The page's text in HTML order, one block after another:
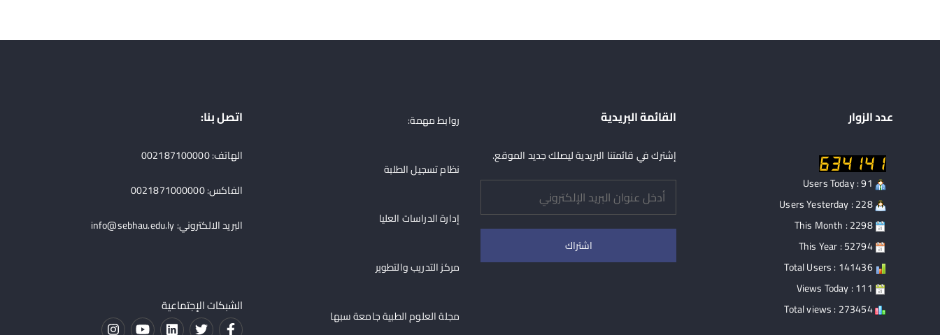
o
o
عدد الزوار
Users Yesterday : 228
This Month : 2298
This Year : 52794
Total Users : 141436
Total views : 273454
القائمة البريدية
إشترك في قائمتنا البريدية ليصلك جديد الموقع.
روابط مهمة:
نظام تسجيل الطلبة
إدارة الدراسات العليا
مركز التدريب والتطوير
مجلة العلوم الطبية جامعة سبها
اتصل بنا:
الهاتف: 002187100000
الفاكس: 0021871000000
البريد الالكتروني:info@sebhau.edu.ly
الشبكات الإجتماعية